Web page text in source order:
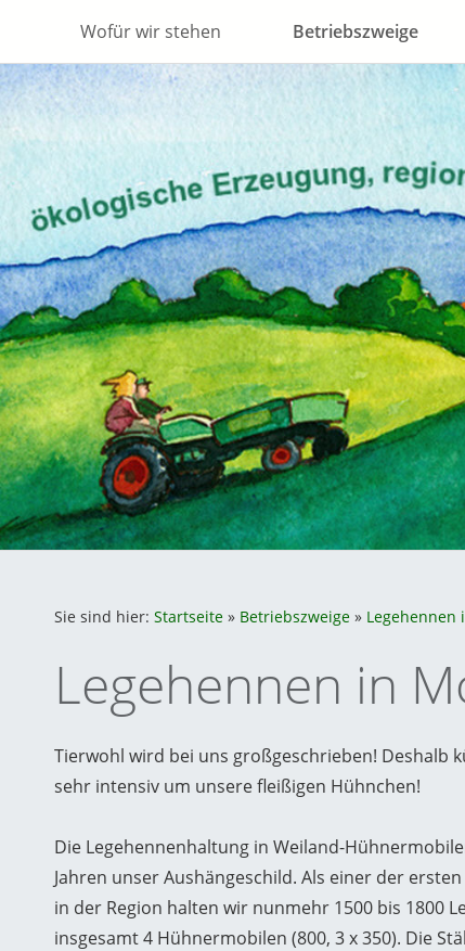
Wofür wir stehen Betriebszweige
Sie sind hier: Startseite » Betriebszweige » Legehennen
Legehennen in
Tierwohl wird bei uns großgeschrieben! Deshalb
sehr intensiv um unsere fleißigen Hühnchen!
Die Legehennenhaltung in Weiland-
Jahren unser Aushängeschild. Als einer der
in der Region halten wir nunmehr 1500 bis 1800
insgesamt 4 Hühnermobilen (800, 3 x 350). Die